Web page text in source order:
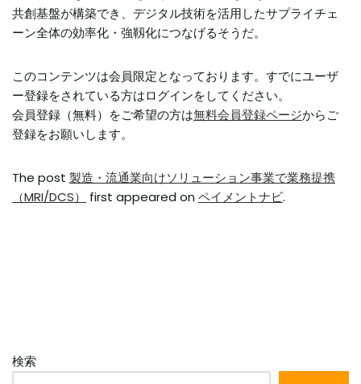
共創基盤が構築でき、デジタル技術を活用したサプライチェ
ーン全体の効率化・強靱化につなげるそうだ。
このコンテンツは会員限定となっております。すでにユーザ
ー登録をされている方はログインをしてください。
会員登録（無料）をご希望の方は無料会員登録ページからご
登録をお願いします。
The post 製造・流通業向けソリューション事業で業務提携
（MRI/DCS）
first appeared on ペイメントナビ.
検索